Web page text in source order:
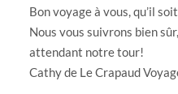
Bon voyage à vous, qu’il
Nous vous suivrons bien
attendant notre tour!
Cathy de Le Crapaud